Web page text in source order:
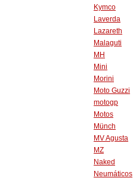
Kymco
Laverda
Lazareth
Malaguti
MH
Mini
Morini
Moto Guzzi
motogp
Motos
Münch
MV Agusta
MZ
Naked
Neumáticos